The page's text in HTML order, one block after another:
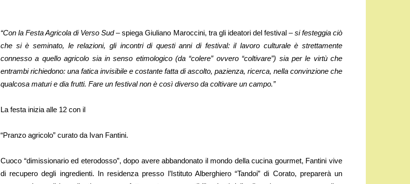
“Con la Festa Agricola di Verso Sud– spiega Giuliano Maroccini, tra gli ideatori del festival –si festeggia ciò
che si è seminato, le relazioni, gli incontri di questi anni di festival: il lavoro culturale è strettamente
connesso a quello agricolo sia in senso etimologico (da “colere” ovvero “coltivare”) sia per le virtù che
entrambi richiedono: una fatica invisibile e costante fatta di ascolto, pazienza, ricerca, nella convinzione che
qualcosa maturi e dia frutti. Fare un festival non è così diverso da coltivare un campo.”
La festa inizia alle 12 con il
“Pranzo agricolo” curato da Ivan Fantini.
Cuoco “dimissionario ed eterodosso”, dopo avere abbandonato il mondo della cucina gourmet, Fantini vive
di recupero degli ingredienti. In residenza presso l’Istituto Alberghiero “Tandoi” di Corato, preparerà un